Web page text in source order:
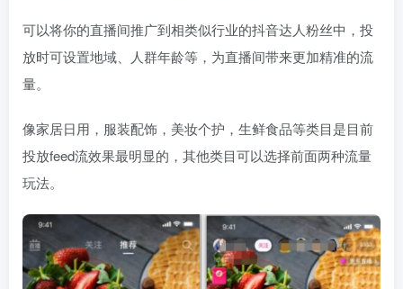
可以将你的直播间推广到相类似行业的抖音达人粉丝中，投
放时可设置地域、人群年龄等，为直播间带来更加精准的流
量。
像家居日用，服装配饰，美妆个护，生鲜食品等类目是目前
投放feed流效果最明显的，其他类目可以选择前面两种流量
玩法。